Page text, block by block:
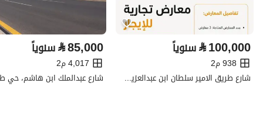
تفاصيل العقار
نوع الإعلان
استخدام العقار
-
⃁100,000 سنوياً
938 م2
شارع طريق الامير سلطان ابن عبدالعزيز، حي الجصة، المدينة المنورة
⃁85,000 سنوياً
4,017 م2